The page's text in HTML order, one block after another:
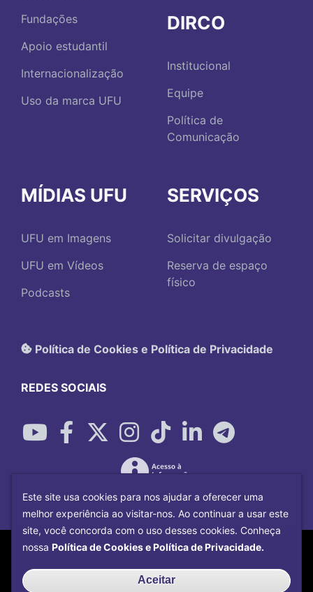
Fundações
Apoio estudantil
Internacionalização
Uso da marca UFU
DIRCO
Institucional
Equipe
Política de
Comunicação
MÍDIAS UFU
UFU em Imagens
UFU em Vídeos
Podcasts
SERVIÇOS
Solicitar divulgação
Reserva de espaço
físico
Política de Cookies e Política de Privacidade
REDES SOCIAIS
Copyright©2026Universidade Federal
Centro de Tecnologia da
Este site usa cookies para nos ajudar a oferecer uma
melhor experiência ao visitar-nos. Ao continuar a usar este
site, você concorda com o uso desses cookies. Conheça
nossa Política de Cookies e Política de Privacidade.
Aceitar